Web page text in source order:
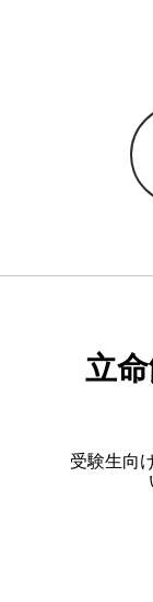
立
受験生向